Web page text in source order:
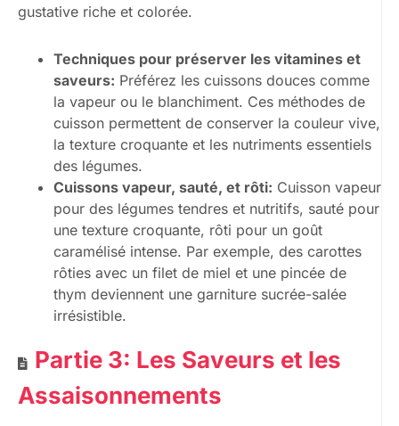
gustative riche et colorée.
Techniques pour préserver les vitamines et
saveurs: Préférez les cuissons douces comme
la vapeur ou le blanchiment. Ces méthodes de
cuisson permettent de conserver la couleur vive,
la texture croquante et les nutriments essentiels
des légumes.
Cuissons vapeur, sauté, et rôti: Cuisson vapeur
pour des légumes tendres et nutritifs, sauté pour
une texture croquante, rôti pour un goût
caramélisé intense. Par exemple, des carottes
rôties avec un filet de miel et une pincée de
thym deviennent une garniture sucrée-salée
irrésistible.
Partie 3: Les Saveurs et les
Assaisonnements